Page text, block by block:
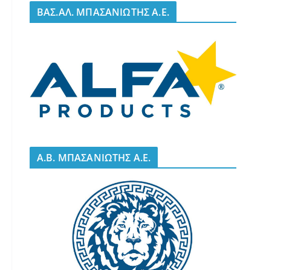
BΑΣ.ΑΛ. ΜΠΑΣΑΝΙΩΤΗΣ Α.Ε.
A.B. ΜΠΑΣΑΝΙΩΤΗΣ Α.Ε.